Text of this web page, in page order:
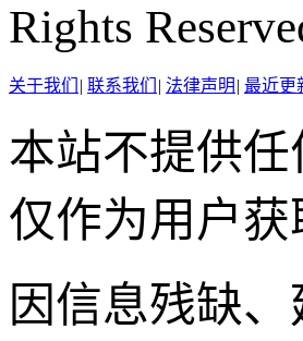
Rights
关于我们 | 联系我们 | 法律声明 | 最近更
本站不提供
仅作为用户
因信息残缺